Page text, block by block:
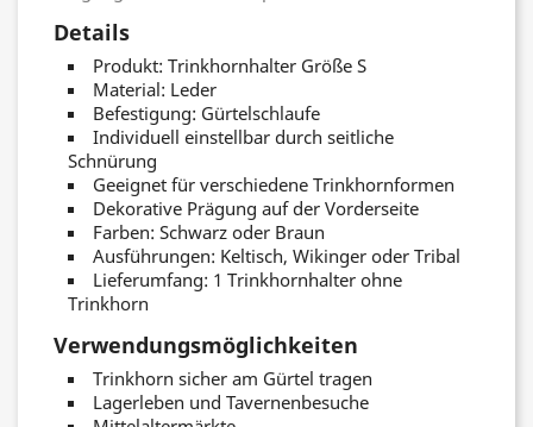
Details
Produkt: Trinkhornhalter Größe S
Material: Leder
Befestigung: Gürtelschlaufe
Individuell einstellbar durch seitliche
Schnürung
Geeignet für verschiedene Trinkhornformen
Dekorative Prägung auf der Vorderseite
Farben: Schwarz oder Braun
Ausführungen: Keltisch, Wikinger oder Tribal
Lieferumfang: 1 Trinkhornhalter ohne
Trinkhorn
Verwendungsmöglichkeiten
Trinkhorn sicher am Gürtel tragen
Lagerleben und Tavernenbesuche